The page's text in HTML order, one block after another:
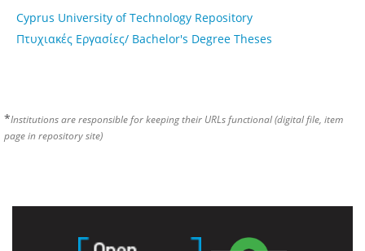
Cyprus University of Technology Repository
Πτυχιακές Εργασίες/ Bachelor's Degree Theses
*Institutions are responsible for keeping their URLs functional (digital file, item
page in repository site)